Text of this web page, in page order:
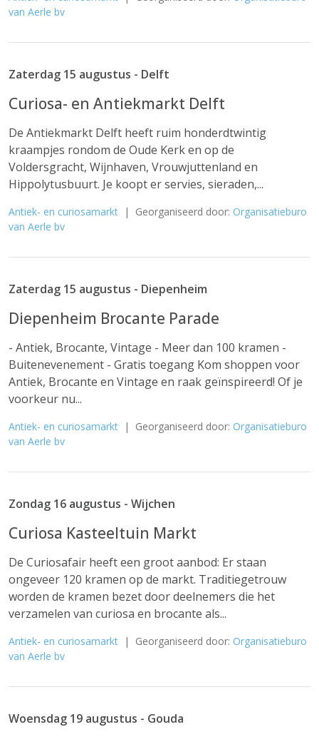
van Aerle bv
Zaterdag 15 augustus - Delft
Curiosa- en Antiekmarkt Delft
De Antiekmarkt Delft heeft ruim honderdtwintig
kraampjes rondom de Oude Kerk en op de
Voldersgracht, Wijnhaven, Vrouwjuttenland en
Hippolytusbuurt. Je koopt er servies, sieraden,...
Antiek- en curiosamarkt | Georganiseerd door: Organisatieburo
van Aerle bv
Zaterdag 15 augustus - Diepenheim
Diepenheim Brocante Parade
- Antiek, Brocante, Vintage - Meer dan 100 kramen -
Buitenevenement - Gratis toegang Kom shoppen voor
Antiek, Brocante en Vintage en raak geïnspireerd! Of je
voorkeur nu...
Antiek- en curiosamarkt | Georganiseerd door: Organisatieburo
van Aerle bv
Zondag 16 augustus - Wijchen
Curiosa Kasteeltuin Markt
De Curiosafair heeft een groot aanbod: Er staan
ongeveer 120 kramen op de markt. Traditiegetrouw
worden de kramen bezet door deelnemers die het
verzamelen van curiosa en brocante als...
Antiek- en curiosamarkt | Georganiseerd door: Organisatieburo
van Aerle bv
Woensdag 19 augustus - Gouda